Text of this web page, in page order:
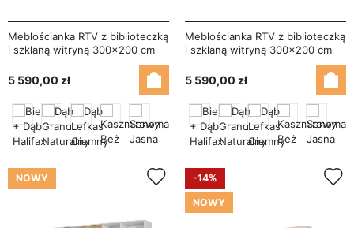
Meblościanka RTV z biblioteczką
i szklaną witryną 300×200 cm
Dąb Grand Naturalny – Agata
5 590,00 zł
Meblościanka RTV z biblioteczką
i szklaną witryną 300×200 cm
5 590,00 zł
NOWY -14%
NOWY